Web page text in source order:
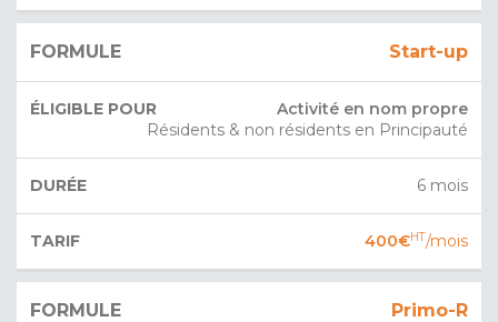
Start-up
Activité en nom propre
Résidents & non résidents en Principauté
6 mois
400€HT/mois
Primo-R